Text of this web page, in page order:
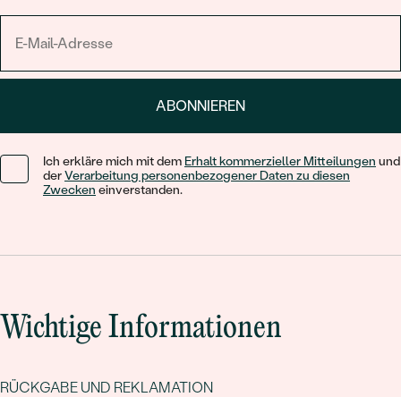
ABONNIEREN
Ich erkläre mich mit dem Erhalt kommerzieller Mitteilungen und
derVerarbeitung personenbezogener Daten zu diesen
Zwecken einverstanden.
Wichtige Informationen
RÜCKGABE UND REKLAMATION